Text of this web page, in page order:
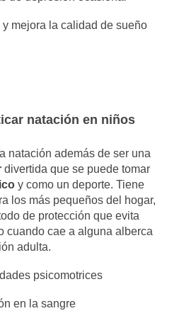
mejora la calidad de sueño
natación en niños
natación además de ser una
divertida que se puede tomar
y como un deporte. Tiene
los más pequeños del hogar,
de protección que evita
cuando cae a alguna alberca
adulta.
psicomotrices
en la sangre